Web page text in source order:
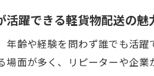
活躍できる軽貨物配送の魅
年齢や経験を問わず誰でも活
場面が多く、リピーターや企業